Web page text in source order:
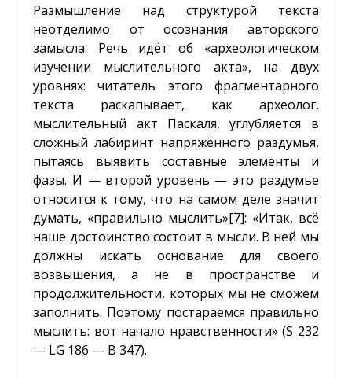
Размышление над структурой текста
неотделимо от осознания авторского
замысла. Речь идёт об «археологическом
изучении мыслительного акта», на двух
уровнях: читатель этого фрагментарного
текста раскапывает, как археолог,
мыслительный акт Паскаля, углубляется в
сложный лабиринт напряжённого раздумья,
пытаясь выявить составные элементы и
фазы. И — второй уровень — это раздумье
относится к тому, что на самом деле значит
думать, «правильно мыслить»[7]: «Итак, всё
наше достоинство состоит в мысли. В ней мы
должны искать основание для своего
возвышения, а не в пространстве и
продолжительности, которых мы не сможем
заполнить. Поэтому постараемся правильно
мыслить: вот начало нравственности» (S 232
— LG 186 — B 347).